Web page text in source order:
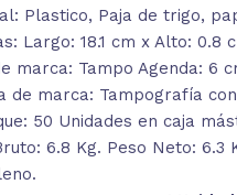
Plastico, Paja de trigo,
Largo: 18.1 cm x Alto: 0.8
marca: Tampo Agenda: 6
de marca: Tampografía
50 Unidades en caja
6.8 Kg. Peso Neto: 6.3